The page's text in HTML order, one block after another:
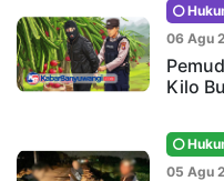
06 Agu
Kilo
05 Agu